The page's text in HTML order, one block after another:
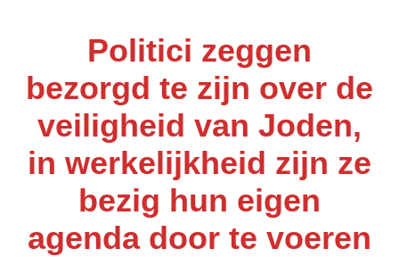
Politici zeggen
bezorgd te zijn over de
veiligheid van Joden,
in werkelijkheid zijn ze
bezig hun eigen
agenda door te voeren